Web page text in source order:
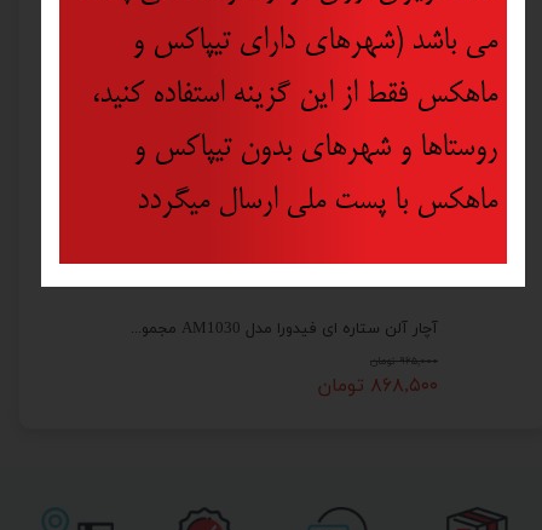
آچار آلن ستاره ای فیدورا مدل AM1030 مجموعه 9 عددی
۹۶۵,۰۰۰ تومان
۸۶۸,۵۰۰ تومان
می باشد (شهرهای دارای تیپاکس و
ماهکس فقط از این گزینه استفاده کنید،
روستاها و شهرهای بدون تیپاکس و
ماهکس با پست ملی ارسال میگردد